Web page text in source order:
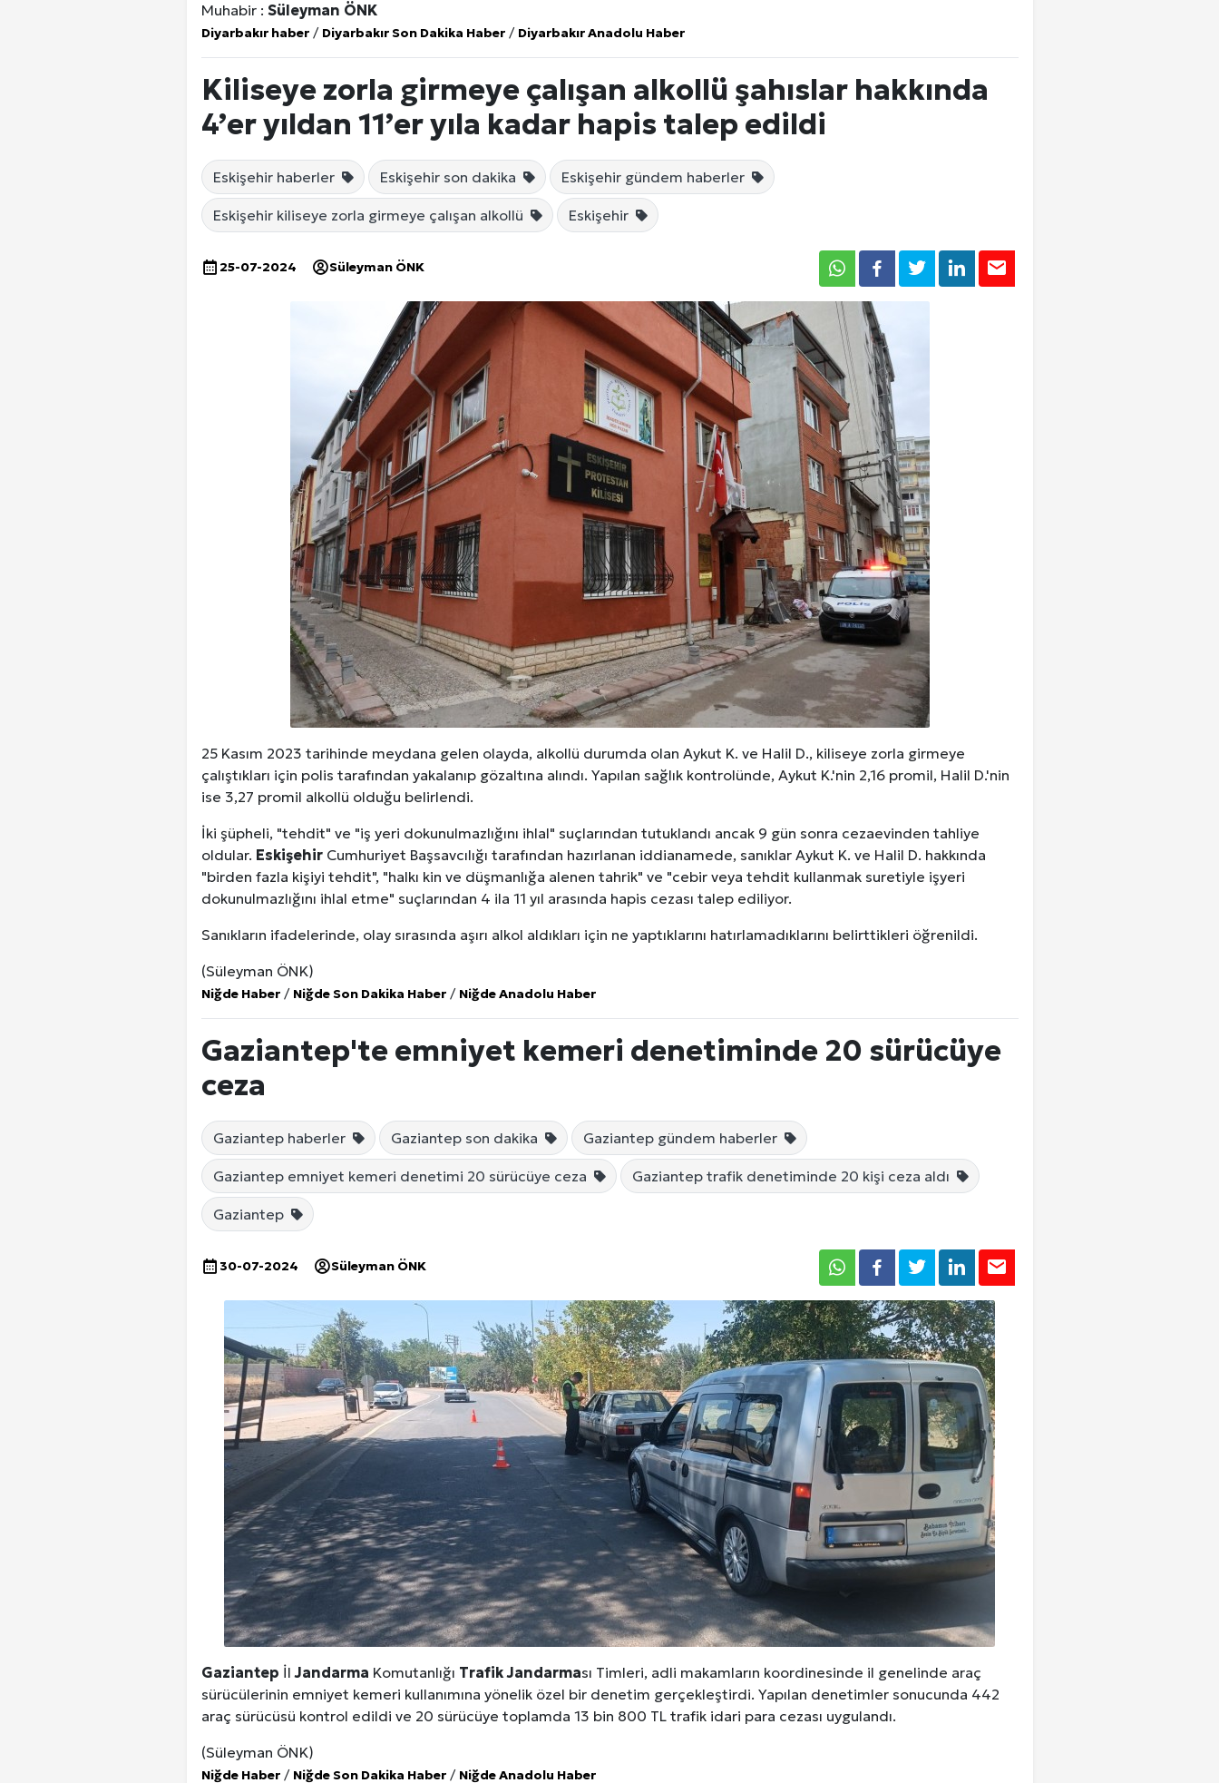
Muhabir : Süleyman ÖNK
Diyarbakır haber / Diyarbakır Son Dakika Haber / Diyarbakır Anadolu Haber
Kiliseye zorla girmeye çalışan alkollü şahıslar hakkında
4’er yıldan 11’er yıla kadar hapis talep edildi
Eskişehir haberler Eskişehir son dakika Eskişehir gündem haberler
Eskişehir kiliseye zorla girmeye çalışan alkollü Eskişehir
25-07-2024 Süleyman ÖNK
25 Kasım 2023 tarihinde meydana gelen olayda, alkollü durumda olan Aykut K. ve Halil D., kiliseye zorla girmeye
çalıştıkları için polis tarafından yakalanıp gözaltına alındı. Yapılan sağlık kontrolünde, Aykut K.'nin 2,16 promil, Halil D.'nin
ise 3,27 promil alkollü olduğu belirlendi.
İki şüpheli, "tehdit" ve "iş yeri dokunulmazlığını ihlal" suçlarından tutuklandı ancak 9 gün sonra cezaevinden tahliye
oldular. EskişehirCumhuriyet Başsavcılığı tarafından hazırlanan iddianamede, sanıklar Aykut K. ve Halil D. hakkında
"birden fazla kişiyi tehdit", "halkı kin ve düşmanlığa alenen tahrik" ve "cebir veya tehdit kullanmak suretiyle işyeri
dokunulmazlığını ihlal etme" suçlarından 4 ila 11 yıl arasında hapis cezası talep ediliyor.
Sanıkların ifadelerinde, olay sırasında aşırı alkol aldıkları için ne yaptıklarını hatırlamadıklarını belirttikleri öğrenildi.
(Süleyman ÖNK)
Niğde Haber / Niğde Son Dakika Haber / Niğde Anadolu Haber
Gaziantep'te emniyet kemeri denetiminde 20 sürücüye
ceza
Gaziantep haberler Gaziantep son dakika Gaziantep gündem haberler
Gaziantep emniyet kemeri denetimi 20 sürücüye ceza Gaziantep trafik denetiminde 20 kişi ceza aldı
Gaziantep
30-07-2024 Süleyman ÖNK
Gaziantep İlJandarma Komutanlığı Trafik Jandarması Timleri, adli makamların koordinesinde il genelinde araç
sürücülerinin emniyet kemeri kullanımına yönelik özel bir denetim gerçekleştirdi. Yapılan denetimler sonucunda 442
araç sürücüsü kontrol edildi ve 20 sürücüye toplamda 13 bin 800 TL trafik idari para cezası uygulandı.
(Süleyman ÖNK)
Niğde Haber / Niğde Son Dakika Haber / Niğde Anadolu Haber
Ankara Yurtlar Rehberi: Ankara Yurt Seçimi, Fiyatları ve İdeal Erkek Yurdu İmkânları
Site İçi (On-Page) SEO Hizmeti: Web Sitenizin Görünmeyen Gücü
Kuzu Fileto Seçimi ve Pişirme Önerileri: Yumuşak Dokuyu Korumak
Dar Tavanlı Alanlar İçin Oval Hava Kanalı Avantajları
Telefonlar Tarih Mi Oluyor: Ekranlara Veda Etmeye Gerçekten Hazır Mıyız?
Diyarbakır Haber ve Son Dakika Gelişmeleri: onkhaber.com ile Yerel Haberciliğin Gücü